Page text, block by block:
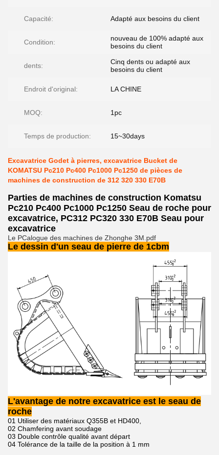
Capacité: Adapté aux besoins du client
Condition:
nouveau de 100% adapté aux
besoins du client
dents:
Cinq dents ou adapté aux
besoins du client
Endroit d'original: LA CHINE
MOQ: 1pc
Temps de production: 15~30days
Excavatrice Godet à pierres, excavatrice Bucket de
KOMATSU Pc210 Pc400 Pc1000 Pc1250 de pièces de
machines de construction de 312 320 330 E70B
Parties de machines de construction Komatsu
Pc210 Pc400 Pc1000 Pc1250 Seau de roche pour
excavatrice, PC312 PC320 330 E70B Seau pour
excavatrice
Le PCalogue des machines de Zhonghe 3M.pdf
Le dessin d'un seau de pierre de 1cbm
L'avantage de notre excavatrice est le seau de
roche
01 Utiliser des matériaux Q355B et HD400,
02 Chamfering avant soudage
03 Double contrôle qualité avant départ
04 Tolérance de la taille de la position à 1 mm